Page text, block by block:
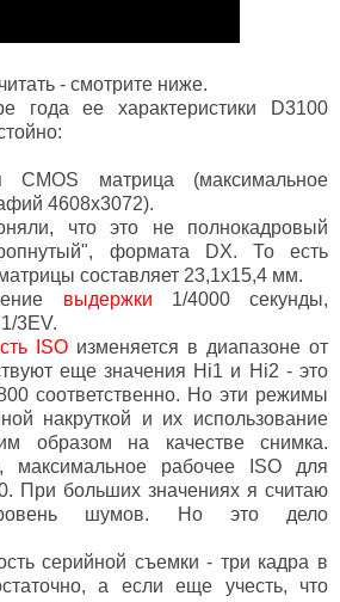
- смотрите ниже.
года ее характеристики D3100
CMOS матрица (максимальное
4608х3072).
что это не полнокадровый
формата DX. То есть
составляет 23,1х15,4 мм.
выдержки 1/4000 секунды,
3EV.
ISO изменяется в диапазоне от
еще значения Hi1 и Hi2 - это
соответственно. Но эти режимы
накруткой и их использование
образом на качестве снимка.
максимальное рабочее ISO для
При больших значениях я считаю
шумов. Но это дело
серийной съемки - три кадра в
а если еще учесть, что